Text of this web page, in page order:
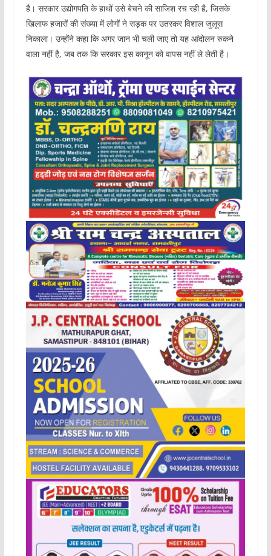
है। सरकार उद्योगपति के हाथों उसे बेचने की साजिश रच रही है, जिसके
खिलाफ हजारों की संख्या में लोगों ने सड़क पर उतरकर विशाल जुलूस
निकाला। उन्होंने कहा कि अगर जान भी चली जाए तो यह आंदोलन रुकने
वाला नहीं है, जब तक कि सरकार इस कानून को वापस नहीं ले लेती है।